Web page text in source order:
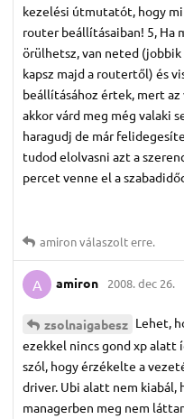
kezelési útmutatót, hogy
router beállításaiban! 5, Ha
örülhetsz, van neted
kapsz majd a routertől) és
beállításához értek, mert az
akkor várd meg még valaki
haragudj de már
tudod elolvasni azt a
percet venne el a
amironválaszolt erre.
A amiron 2008. dec 26.
zsolnaigabesz Lehet,
ezekkel nincs gond xp
szól, hogy érzékelte a
driver. Ubi alatt nem
managerben meg nem